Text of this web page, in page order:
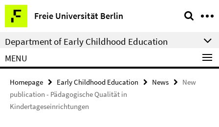
Springe
direkt
zu
Inhalt
Freie Universität Berlin
Service
Navigation
Department of Early Childhood Education
MENU
Homepage Early Childhood Education News
New
publication - Pädagogische Qualität in
Kindertageseinrichtungen